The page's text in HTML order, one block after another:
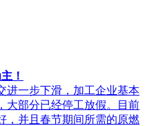
！
进一步下滑，加工企业基本
大部分已经停工放假。目前
，并且春节期间所需的原燃